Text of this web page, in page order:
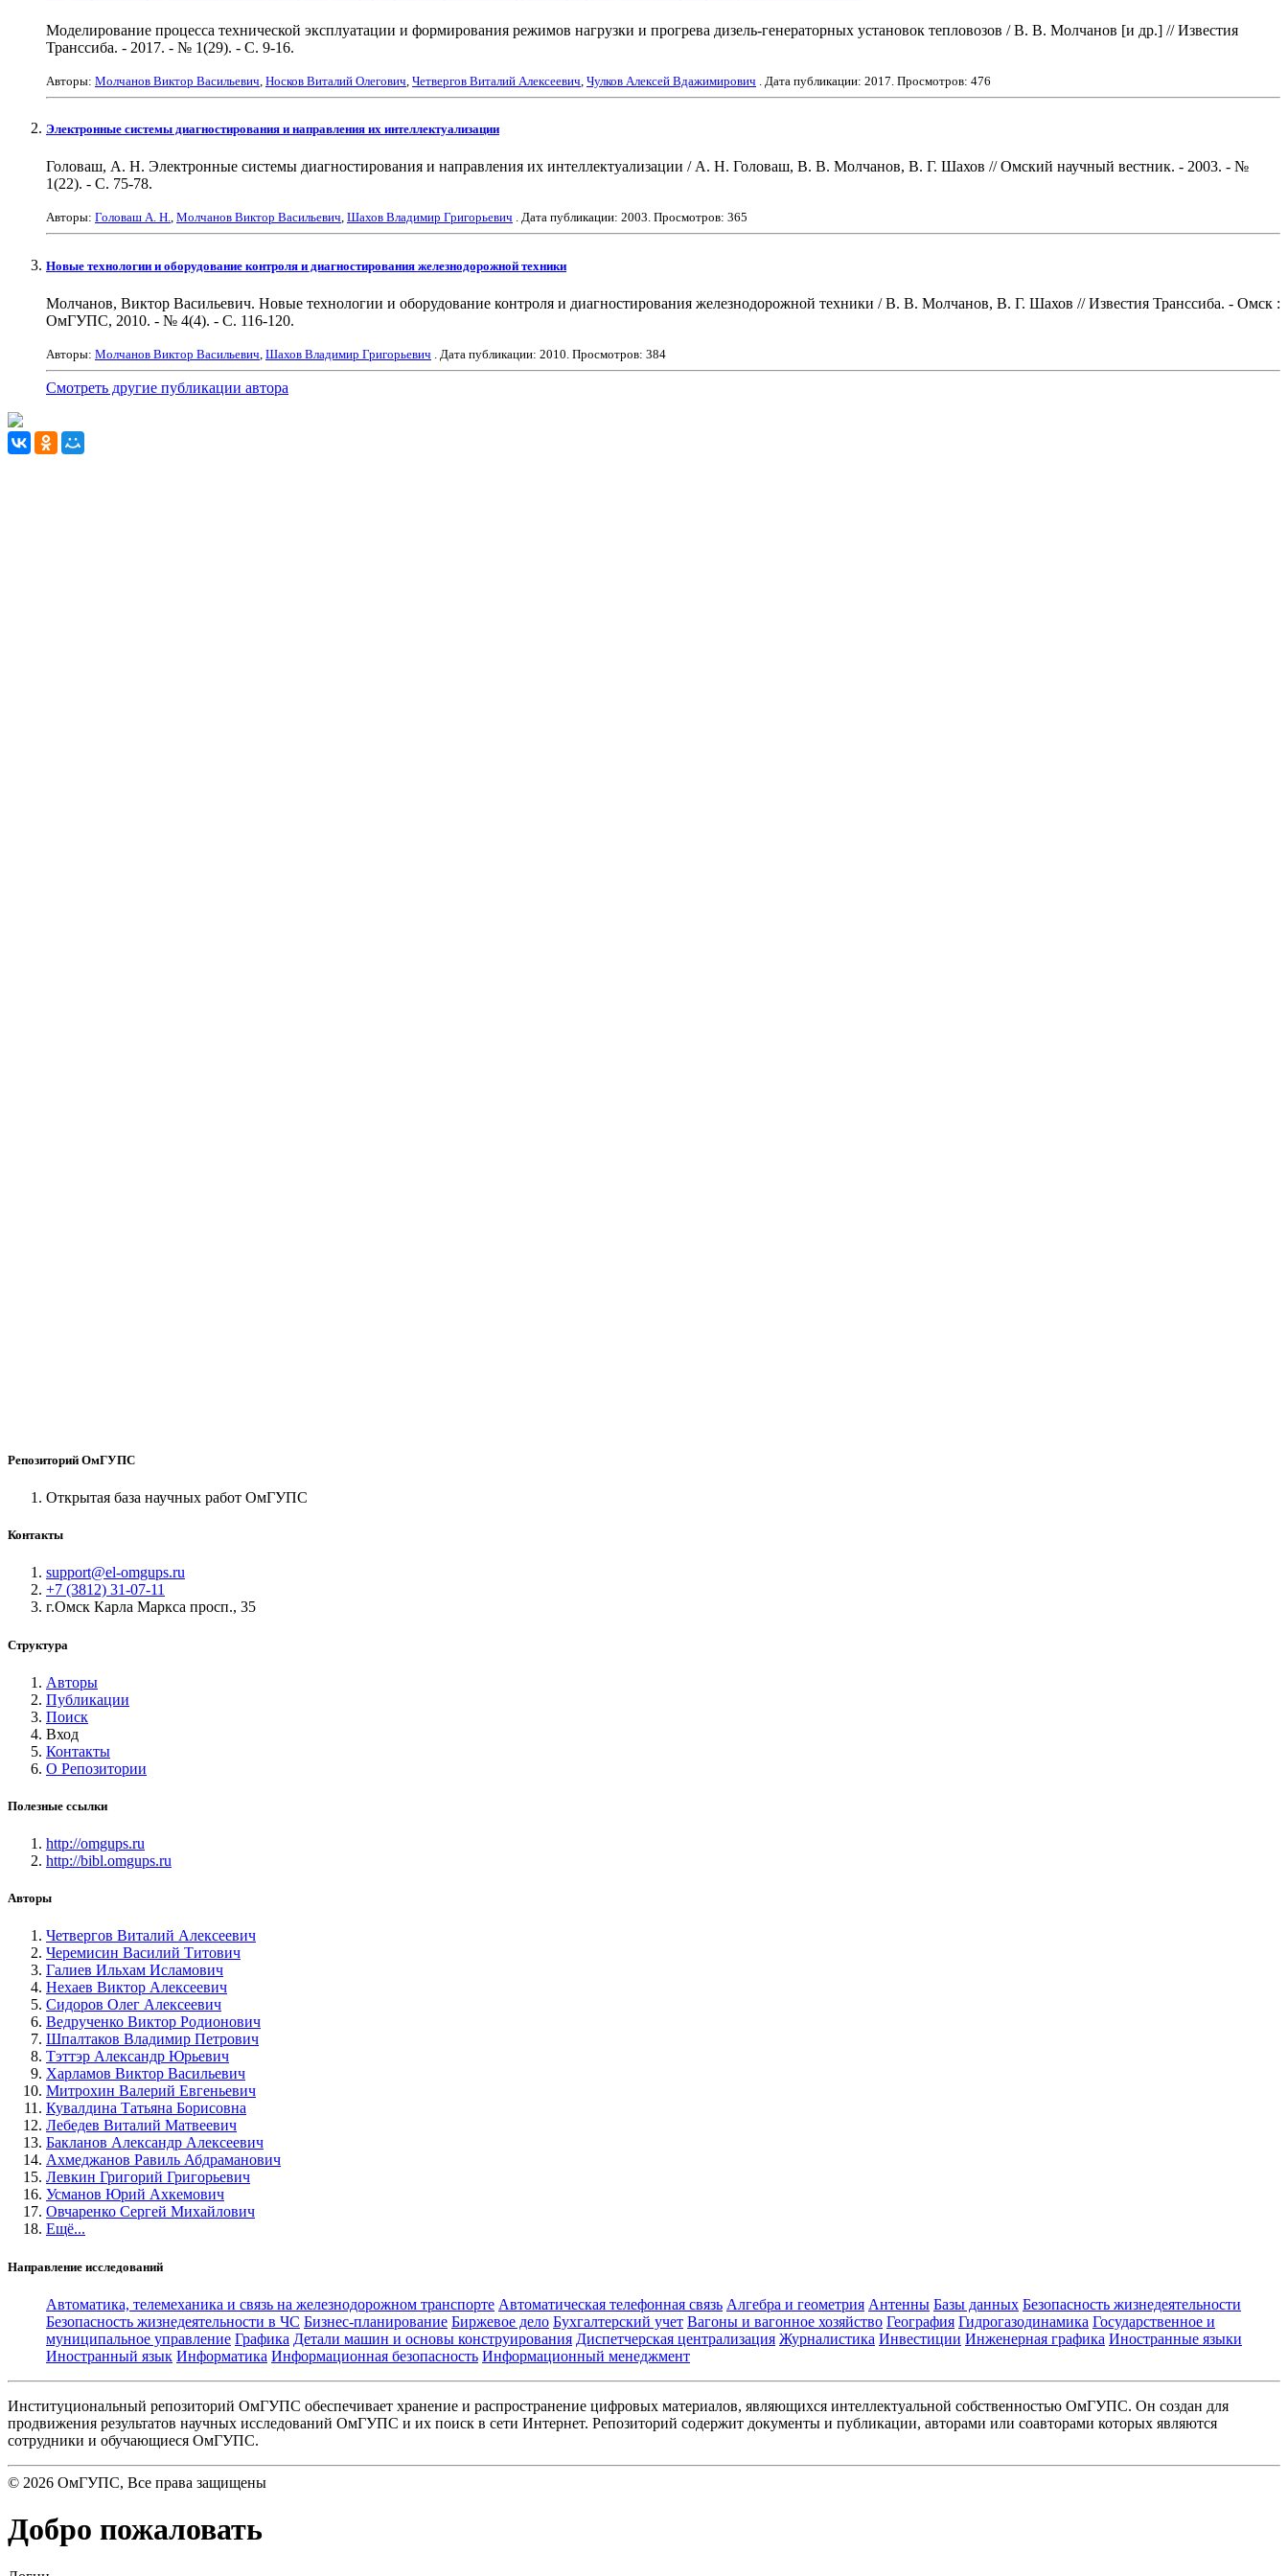
Моделирование процесса технической эксплуатации и формирования режимов нагрузки и прогрева дизель-генераторных установок тепловозов / В. В. Молчанов [и др.] // Известия
Транссиба. - 2017. - № 1(29). - С. 9-16.
Авторы: Молчанов Виктор Васильевич, Носков Виталий Олегович, Четвергов Виталий Алексеевич, Чулков Алексей Вдажимирович . Дата публикации: 2017. Просмотров: 476
Электронные системы диагностирования и направления их интеллектуализации
Головаш, А. Н. Электронные системы диагностирования и направления их интеллектуализации / А. Н. Головаш, В. В. Молчанов, В. Г. Шахов // Омский научный вестник. - 2003. - №
1(22). - С. 75-78.
Авторы: Головаш А. Н., Молчанов Виктор Васильевич, Шахов Владимир Григорьевич . Дата публикации: 2003. Просмотров: 365
Новые технологии и оборудование контроля и диагностирования железнодорожной техники
Молчанов, Виктор Васильевич. Новые технологии и оборудование контроля и диагностирования железнодорожной техники / В. В. Молчанов, В. Г. Шахов // Известия Транссиба. - Омск :
ОмГУПС, 2010. - № 4(4). - С. 116-120.
Авторы: Молчанов Виктор Васильевич Шахов Владимир Григорьевич . Дата публикации: 2010 . Просмотров: 384
Смотреть другие публикации автора
Репозиторий ОмГУПС
Открытая база научных работ ОмГУПС
Контакты
support@el-omgups.ru
+7 (3812) 31-07-11
г.Омск Карла Маркса просп., 35
Структура
Авторы
Публикации
Поиск
Вход
Контакты
О Репозитории
Полезные ссылки
http://omgups.ru
http://bibl.omgups.ru
Авторы
Четвергов Виталий Алексеевич
Черемисин Василий Титович
Галиев Ильхам Исламович
Нехаев Виктор Алексеевич
Сидоров Олег Алексеевич
Ведрученко Виктор Родионович
Шпалтаков Владимир Петрович
Тэттэр Александр Юрьевич
Харламов Виктор Васильевич
Митрохин Валерий Евгеньевич
Кувалдина Татьяна Борисовна
Лебедев Виталий Матвеевич
Бакланов Александр Алексеевич
Ахмеджанов Равиль Абдраманович
Левкин Григорий Григорьевич
Усманов Юрий Ахкемович
Овчаренко Сергей Михайлович
Ещё...
Направление исследований
Автоматика, телемеханика и связь на железнодорожном транспорте Автоматическая телефонная связь Алгебра и геометрия Антенны Базы данных Безопасность жизнедеятельности
Безопасность жизнедеятельности в ЧС Бизнес-планирование Биржевое дело Бухгалтерский учет Вагоны и вагонное хозяйство География Гидрогазодинамика Государственное и
муниципальное управление Графика Детали машин и основы конструирования Диспетчерская централизация Журналистика Инвестиции Инженерная графика Иностранные языки
Иностранный язык Информатика Информационная безопасность Информационный менеджмент
Институциональный репозиторий ОмГУПС обеспечивает хранение и распространение цифровых материалов, являющихся интеллектуальной собственностью ОмГУПС. Он создан для
продвижения результатов научных исследований ОмГУПС и их поиск в сети Интернет. Репозиторий содержит документы и публикации, авторами или соавторами которых являются
сотрудники и обучающиеся ОмГУПС.
© 2026 ОмГУПС, Все права защищены
Добро пожаловать